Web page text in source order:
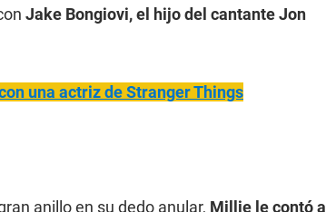
Jake Bongiovi, el hijo del cantante Jon
una actriz de Stranger Things
anillo en su dedo anular, Millie le contó a